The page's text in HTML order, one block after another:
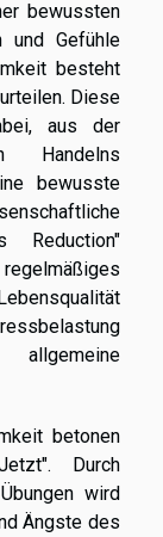
bewussten
und Gefühle
besteht
Diese
aus der
Handelns
bewusste
Reduction"
betonen
Durch
wird
Ängste des